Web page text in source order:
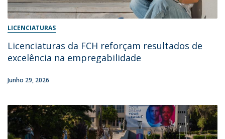
LICENCIATURAS
Licenciaturas da FCH reforçam resultados de
excelência na empregabilidade
Junho 29, 2026